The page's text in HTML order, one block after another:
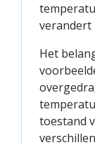
verandert
Het
toestand